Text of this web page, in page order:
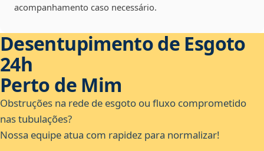
acompanhamento caso necessário.
Desentupimento de Esgoto
24h
Perto de Mim
Obstruções na rede de esgoto ou fluxo comprometido
nas tubulações?
Nossa equipe atua com rapidez para normalizar!